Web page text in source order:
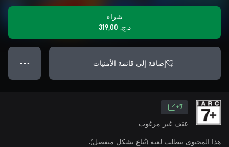
شراء
د.ج.‏ 319,00
إضافة إلى قائمة الأمنيات ● ● ●
7+
عنف غير مرغوب
هذا المحتوى يتطلب لعبة (تُباع بشكل منفصل).